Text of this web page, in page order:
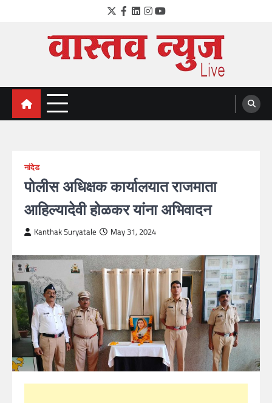
Twitter
Facebook
LinkedIn
Instagram
YouTube
VastavNEWSLive.com
a leading NEWS portal of Maharahstra
नांदेड
पोलीस अधिक्षक कार्यालयात राजमाता
आहिल्यादेवी होळकर यांना अभिवादन
Kanthak Suryatale May 31, 2024